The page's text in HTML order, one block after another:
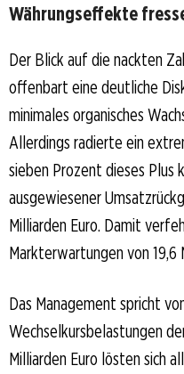
Währungseffekte
Der Blick auf die nackten
offenbart eine deutliche
minimales organisches
Allerdings radierte ein
sieben Prozent dieses Plus
ausgewiesener
Milliarden Euro. Damit
Markterwartungen von 19,6
Das Management spricht
Wechselkursbelastungen
Milliarden Euro lösten sich